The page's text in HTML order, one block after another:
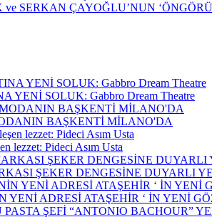
SERKAN ÇAYOĞLU’NUN
YENİ SOLUK: Gabbro Dream Theatre
BAŞKENTİ MİLANO'DA
lezzet: Pideci Asım Usta
ŞEKER DENGESİNE DUYARLI
YENİ ADRESİ ATAŞEHİR ‘ İN YENİ